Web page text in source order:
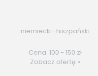
niemiecki–hiszpański
Cena: 100 - 150 zł
Zobacz ofertę »